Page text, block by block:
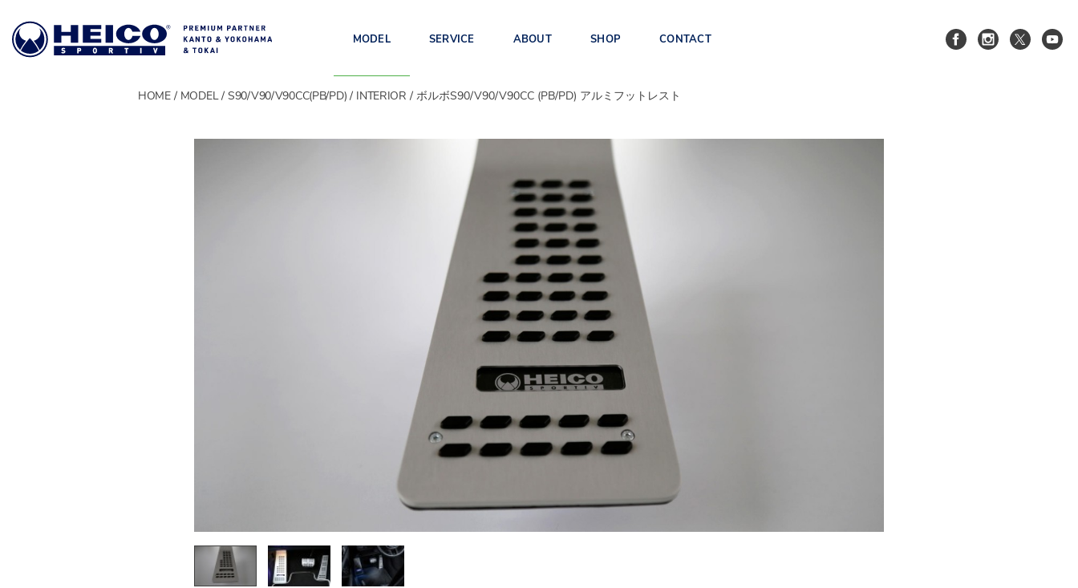
MODEL
ES90(1E)
XC60(UB/UD) XC40/C40(XB/XE)
S90/V90/
V90CC(PB/PD)
S60/V60/
V60CC(FB/FD)
MD)
FURTHER
MODELS
SERVICE ABOUT SHOP CONTACT
HOME MODEL S90/V90/V90CC(PB/PD) INTERIOR ボルボS90/V90/V90CC (PB/PD) アルミフットレスト